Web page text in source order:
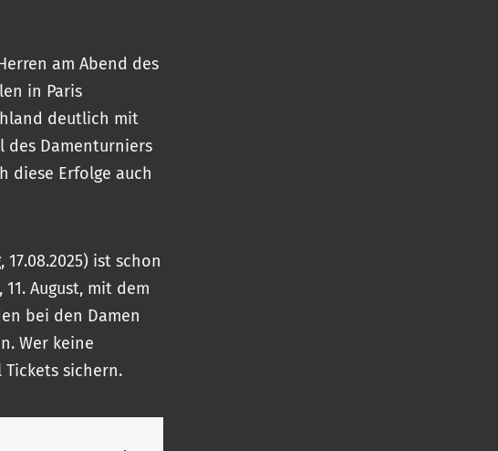
am Abend des
in Paris
deutlich mit
des Damenturniers
diese Erfolge auch
ist schon
August, mit dem
bei den Damen
Wer keine
sichern.